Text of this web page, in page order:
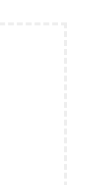
属品の有無
した。 買取